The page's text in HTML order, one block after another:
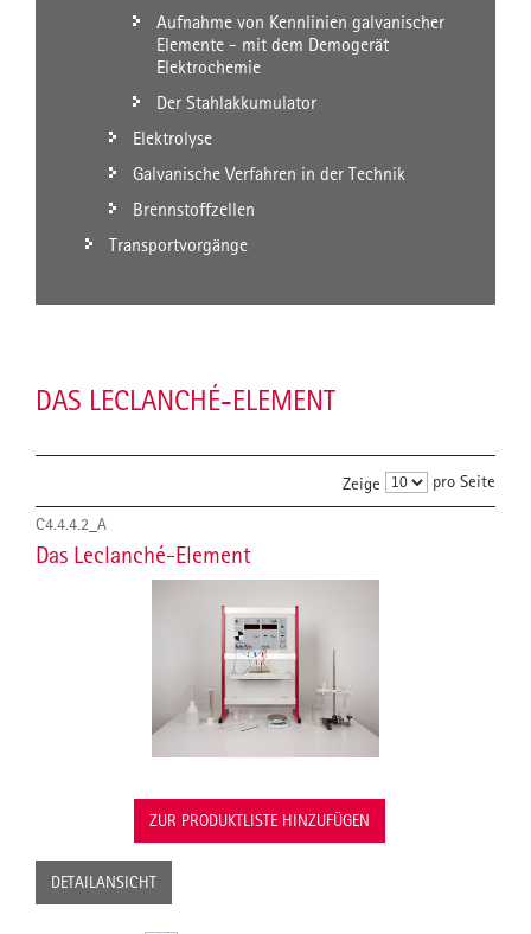
Aufnahme von Kennlinien galvanischer
Elemente - mit dem Demogerät
Elektrochemie
Der Stahlakkumulator
Elektrolyse
Galvanische Verfahren in der Technik
Brennstoffzellen
Transportvorgänge
DAS LECLANCHÉ-ELEMENT
Zeige pro Seite
C4.4.4.2_A
Das Leclanché-Element
ZUR PRODUKTLISTE HINZUFÜGEN
DETAILANSICHT